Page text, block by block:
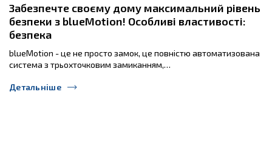
Забезпечте своєму дому максимальний рівень
безпеки з blueMotion! Особливі властивості:
безпека
blueMotion - це не просто замок, це повністю автоматизована
система з трьохточковим замиканням,…
Детальніше